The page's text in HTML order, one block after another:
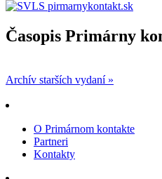
Časopis Primárny
Archív starších vydaní »
O Primárnom kontakte
Partneri
Kontakty